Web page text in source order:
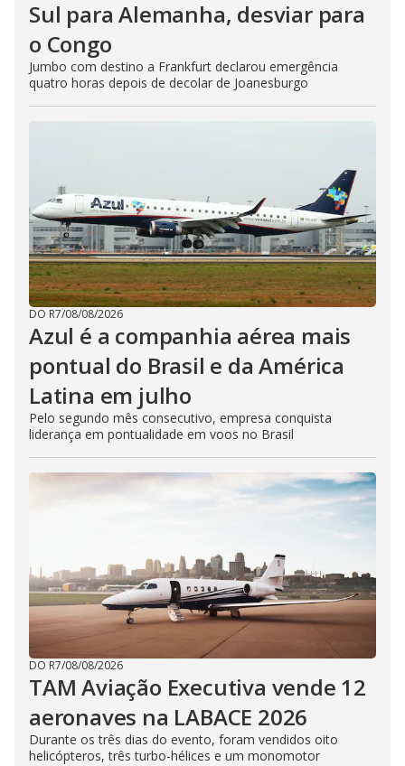
Sul para Alemanha, desviar para
o Congo
Jumbo com destino a Frankfurt declarou emergência
quatro horas depois de decolar de Joanesburgo
DO R7/08/08/2026
Azul é a companhia aérea mais
pontual do Brasil e da América
Latina em julho
Pelo segundo mês consecutivo, empresa conquista
liderança em pontualidade em voos no Brasil
DO R7/08/08/2026
TAM Aviação Executiva vende 12
aeronaves na LABACE 2026
Durante os três dias do evento, foram vendidos oito
helicópteros, três turbo-hélices e um monomotor